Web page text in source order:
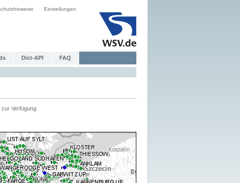
Einstellungen
Dict-API FAQ
Verfügung.